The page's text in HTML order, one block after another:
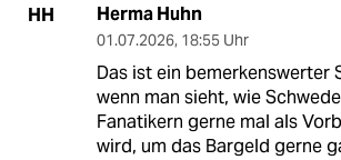
HH Herma Huhn
01.07.2026, 18:55 Uhr
Das ist ein bemerkenswerter
wenn man sieht, wie
Fanatikern gerne mal als
wird, um das Bargeld gerne